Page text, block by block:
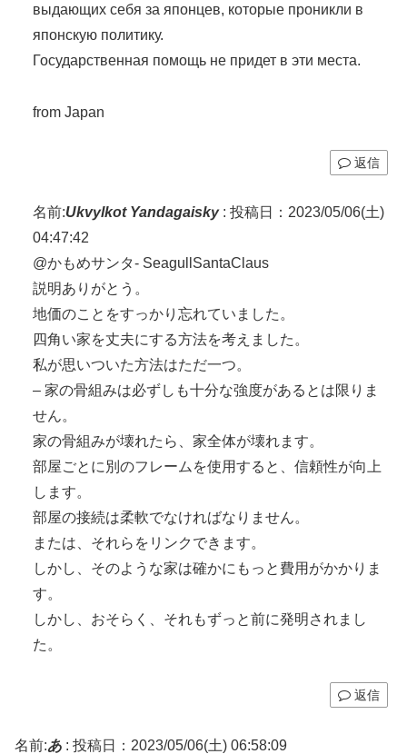
выдающих себя за японцев, которые проникли в
японскую политику.
Государственная помощь не придет в эти места.
from Japan
返信
名前:Ukvylkot Yandagaisky: 投稿日：2023/05/06(土)
04:47:42
@かもめサンタ- SeagullSantaClaus
説明ありがとう。
地価のことをすっかり忘れていました。
四角い家を丈夫にする方法を考えました。
私が思いついた方法はただ一つ。
– 家の骨組みは必ずしも十分な強度があるとは限りま
せん。
家の骨組みが壊れたら、家全体が壊れます。
部屋ごとに別のフレームを使用すると、信頼性が向上
します。
部屋の接続は柔軟でなければなりません。
または、それらをリンクできます。
しかし、そのような家は確かにもっと費用がかかりま
す。
しかし、おそらく、それもずっと前に発明されまし
た。
返信
名前:あ : 投稿日：2023/05/06(土) 06:58:09